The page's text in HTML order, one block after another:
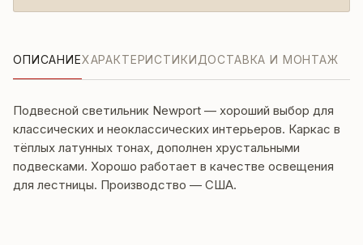
ОПИСАНИЕХАРАКТЕРИСТИКИДОСТАВКА И МОНТАЖ
Подвесной светильник Newport — хороший выбор для
классических и неоклассических интерьеров. Каркас в
тёплых латунных тонах, дополнен хрустальными
подвесками. Хорошо работает в качестве освещения
для лестницы. Производство — США.